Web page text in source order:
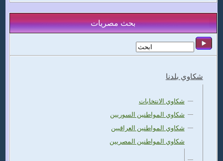
بحث مصريات
شكاوي بلدنا
شكاوي الانتخابات
شكاوي المواطنين السوريين
شكاوي المواطنين العراقيين
شكاوي المواطنين المصريين